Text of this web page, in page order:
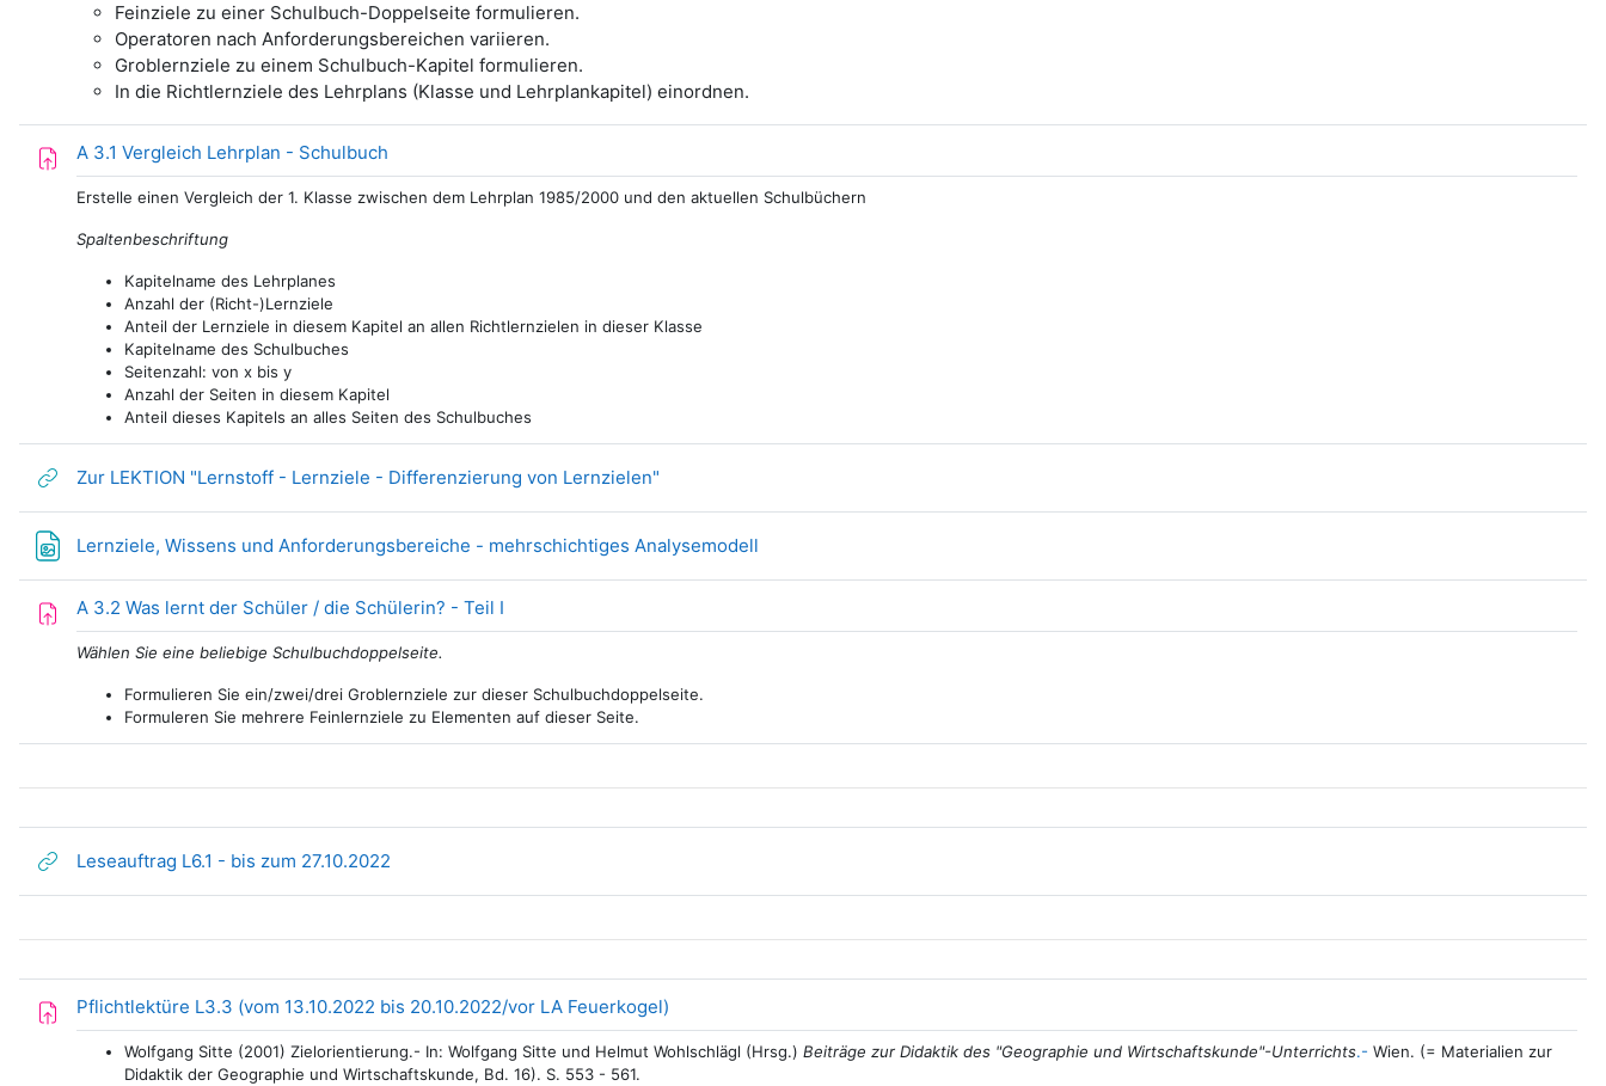
Feinziele zu einer Schulbuch-Doppelseite formulieren.
Operatoren nach Anforderungsbereichen variieren.
Groblernziele zu einem Schulbuch-Kapitel formulieren.
In die Richtlernziele des Lehrplans (Klasse und Lehrplankapitel) einordnen.
A 3.1 Vergleich Lehrplan - Schulbuch
Erstelle einen Vergleich der 1. Klasse zwischen dem Lehrplan 1985/2000 und den aktuellen Schulbüchern
Spaltenbeschriftung
Kapitelname des Lehrplanes
Anzahl der (Richt-)Lernziele
Anteil der Lernziele in diesem Kapitel an allen Richtlernzielen in dieser Klasse
Kapitelname des Schulbuches
Seitenzahl: von x bis y
Anzahl der Seiten in diesem Kapitel
Anteil dieses Kapitels an alles Seiten des Schulbuches
Zur LEKTION "Lernstoff - Lernziele - Differenzierung von Lernzielen"
Lernziele, Wissens und Anforderungsbereiche - mehrschichtiges Analysemodell
A 3.2 Was lernt der Schüler / die Schülerin? - Teil I
Wählen Sie eine beliebige Schulbuchdoppelseite.
Formulieren Sie ein/zwei/drei Groblernziele zur dieser Schulbuchdoppelseite.
Formuleren Sie mehrere Feinlernziele zu Elementen auf dieser Seite.
Leseauftrag L6.1 - bis zum 27.10.2022
Pflichtlektüre L3.3 (vom 13.10.2022 bis 20.10.2022/vor LA Feuerkogel)
Wolfgang Sitte (2001) Zielorientierung.- In: Wolfgang Sitte und Helmut Wohlschlägl (Hrsg.) Beiträge zur Didaktik des "Geographie und Wirtschaftskunde"-Unterrichts.- Wien. (= Materialien zur
Didaktik der Geographie und Wirtschaftskunde, Bd. 16). S. 553 - 561.